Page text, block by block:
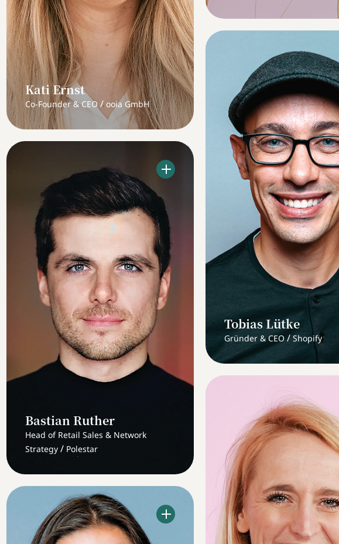
Kati Ernst
Co-Founder & CEO /ooia GmbH
Tobias Lütke
Gründer & CEO/Shopify
Bastian Ruther
Head of Retail Sales & Network
Strategy / Polestar